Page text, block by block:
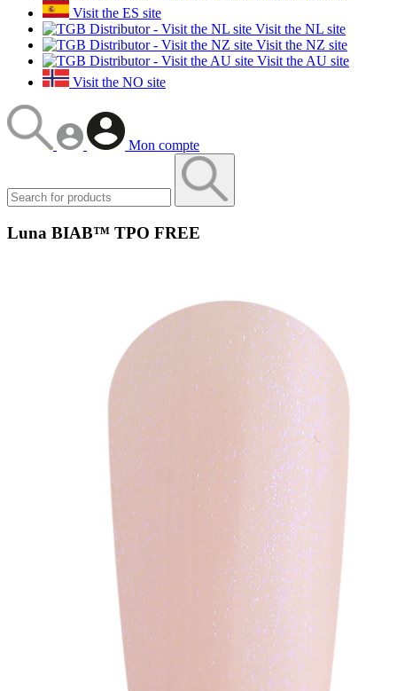
Visit the ES site
Visit the NL site
Visit the NZ site
Visit the AU site
Visit the NO site
Mon compte
Luna BIAB™ TPO FREE